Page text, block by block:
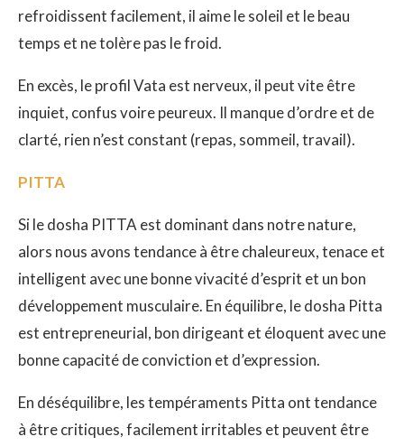
refroidissent facilement, il aime le soleil et le beau
temps et ne tolère pas le froid.
En excès, le profil Vata est nerveux, il peut vite être
inquiet, confus voire peureux. Il manque d’ordre et de
clarté, rien n’est constant (repas, sommeil, travail).
PITTA
Si le dosha PITTA est dominant dans notre nature,
alors nous avons tendance à être chaleureux, tenace et
intelligent avec une bonne vivacité d’esprit et un bon
développement musculaire. En équilibre, le dosha Pitta
est entrepreneurial, bon dirigeant et éloquent avec une
bonne capacité de conviction et d’expression.
En déséquilibre, les tempéraments Pitta ont tendance
à être critiques, facilement irritables et peuvent être